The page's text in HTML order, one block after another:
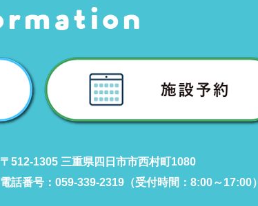
〒512-1305 三重県四日市市西村町1080
電話番号：059-339-2319（受付時間：8:00～17:00）